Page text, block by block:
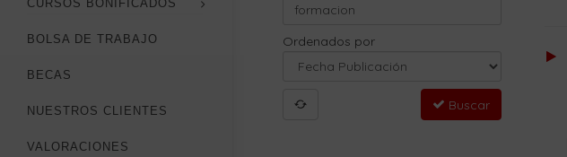
CURSOS BONIFICADOS
BOLSA DE TRABAJO
BECAS
NUESTROS CLIENTES
VALORACIONES
Ordenados por
Buscar